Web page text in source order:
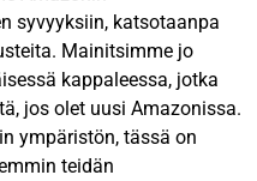
syvyyksiin, katsotaanpa
Mainitsimme jo
kappaleessa, jotka
jos olet uusi Amazonissa.
ympäristön, tässä on
teidän